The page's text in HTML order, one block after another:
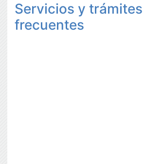
Servicios y trámites
frecuentes